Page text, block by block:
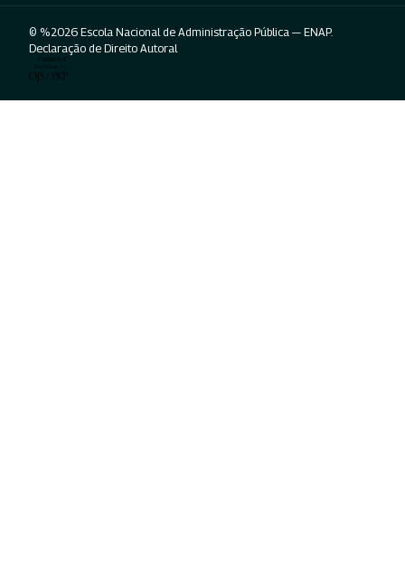
© %2026 Escola Nacional de Administração Pública — ENAP.
Declaração de Direito Autoral